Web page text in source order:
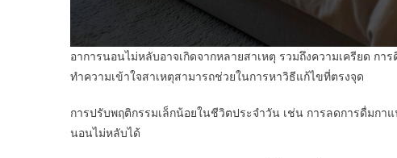
อาการนอนไม่หลับอาจเกิดจากหลายสาเหตุ รวมถึงความเครียด ก
ทำความเข้าใจสาเหตุสามารถช่วยในการหาวิธีแก้ไขที่ตรงจุด
การปรับพฤติกรรมเล็กน้อยในชีวิตประจำวัน เช่น การลดการดื่มก
นอนไม่หลับได้